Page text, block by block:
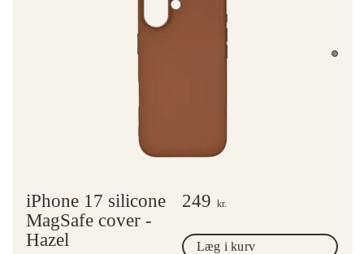
iPhone 17 silicone
MagSafe cover -
Hazel
249 kr.
Læg i kurv